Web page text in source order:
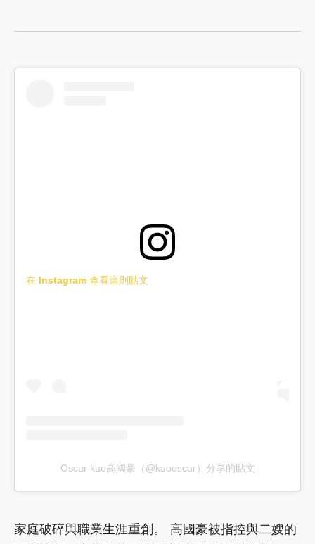
在 Instagram 查看這則貼文
Oscar kao高國豪（@kaooscar）分享的貼文
家庭破碎與職業生涯重創。 高國豪被指控與二嫂的